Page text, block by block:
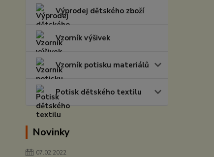
Výprodej dětského zboží
Vzorník výšivek
Vzorník potisku materiálů
Potisk dětského textilu
Novinky
07.02.2022